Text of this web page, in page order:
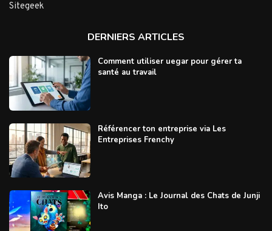
Sitegeek
DERNIERS ARTICLES
Comment utiliser uegar pour gérer ta
santé au travail
Référencer ton entreprise via Les
Entreprises Frenchy
Avis Manga : Le Journal des Chats de Junji
Ito